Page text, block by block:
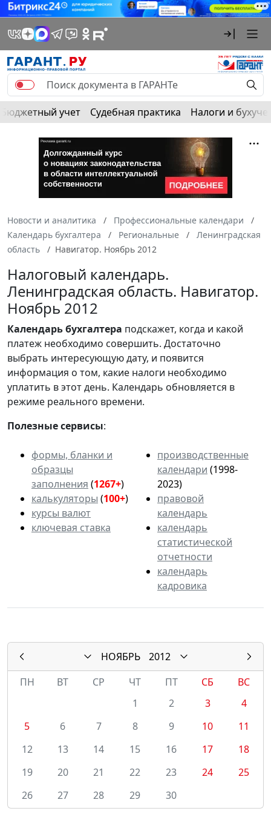
Бюджетный учет Судебная практика Налоги и
Новости и аналитика
Профессиональные календари
Календарь бухгалтера
Региональные
Ленинградская
область
Навигатор. Ноябрь 2012
Налоговый календарь.
Ленинградская область. Навигатор.
Ноябрь 2012
Календарьбухгалтера подскажет, когда и какой
платеж необходимо совершить. Достаточно
выбрать интересующую дату, и появится
информация о том, какие налоги необходимо
уплатить в этот день. Календарь обновляется в
режиме реального времени.
Полезные сервисы:
формы, бланки и
образцы
заполнения (1267+)
калькуляторы (100+)
курсы валют
ключевая ставка
производственные
календари (1998-
2023)
правовой
календарь
календарь
статистической
отчетности
календарь
кадровика
НОЯБРЬ
2012
ПН
ВТ СР ЧТ ПТ СБ
ВС
1
2 3
4
5
6 7 8 9 10
11
12
13 14 15 16 17
18
19
20 21 22 23 24
25
26
27 28 29 30